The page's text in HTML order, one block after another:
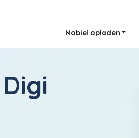
Mobiel opladen
Digi